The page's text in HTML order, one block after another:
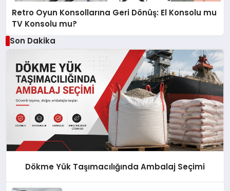
Retro Oyun Konsollarına Geri Dönüş: El Konsolu mu
TV Konsolu mu?
Son Dakika
Dökme Yük Taşımacılığında Ambalaj Seçimi